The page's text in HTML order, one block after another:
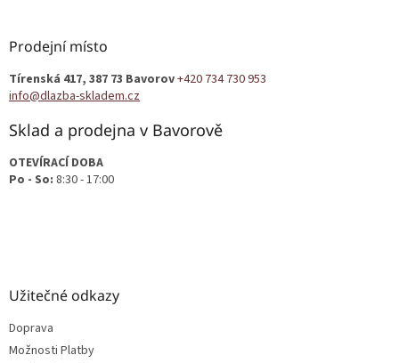
Prodejní místo
Tírenská 417, 387 73 Bavorov+420 734 730 953
info@dlazba-skladem.cz
Sklad a prodejna v Bavorově
OTEVÍRACÍ DOBA
Po - So: 8:30 - 17:00
Užitečné odkazy
Doprava
Možnosti Platby